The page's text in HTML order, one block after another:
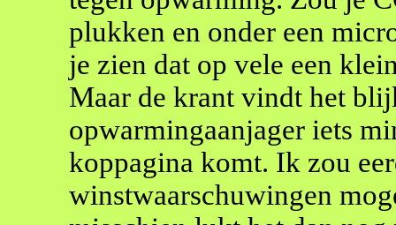
plukken en onder een
je zien dat op vele een
Maar de krant vindt het
opwarmingaanjager iets
koppagina komt. Ik zou
winstwaarschuwingen